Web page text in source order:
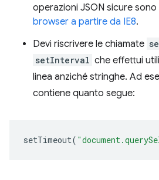
operazioni JSON sicure sono
browser a partire da IE8.
Devi riscrivere le chiamate
setInterval che effettui
linea anziché stringhe. Ad
contiene quanto segue:
setTimeout(